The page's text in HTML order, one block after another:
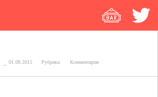
01.08.2015 Рубрика: Комментарии